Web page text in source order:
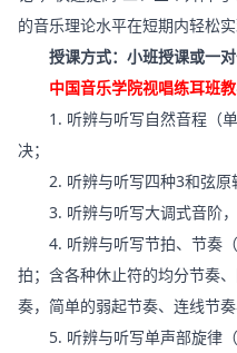
的音乐理论水平在短期内轻松
授课方式：小班授课或一对
中国音乐学院视唱练耳班教
1. 听辨与听写自然音程（单
决；
2. 听辨与听写四种3和弦原
3. 听辨与听写大调式音阶，
4. 听辨与听写节拍、节奏
拍；含各种休止符的均分节奏
奏，简单的弱起节奏、连线节奏
5. 听辨与听写单声部旋律（